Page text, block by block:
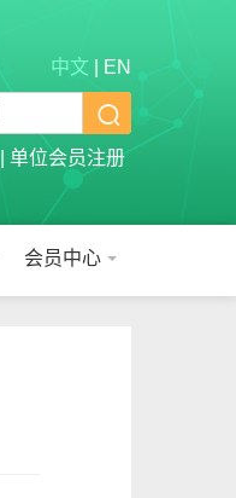
中文 EN

单位会员注册
会员中心